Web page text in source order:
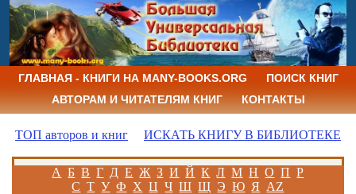
ГЛАВНАЯ - КНИГИ НА MANY-BOOKS.ORG
ПОИСК КНИГ
АВТОРАМ И ЧИТАТЕЛЯМ КНИГ
КОНТАКТЫ
ТОП авторов и книг ИСКАТЬ КНИГУ В БИБЛИОТЕКЕ
А Б В Г Д Е Ж З И Й К Л М Н О П Р
С Т У Ф Х Ц Ч Ш Щ Э Ю Я AZ